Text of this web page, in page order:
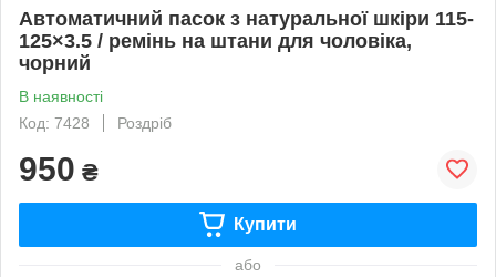
Автоматичний пасок з натуральної шкіри 115-
125×3.5 / ремінь на штани для чоловіка,
чорний
В наявності
Код: 7428
Роздріб
950 ₴
Купити
або